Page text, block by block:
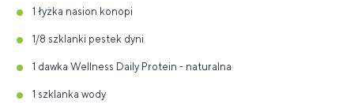
1 łyżka nasion konopi
1/8 szklanki pestek dyni
1 dawka Wellness Daily Protein - naturalna
1 szklanka wody